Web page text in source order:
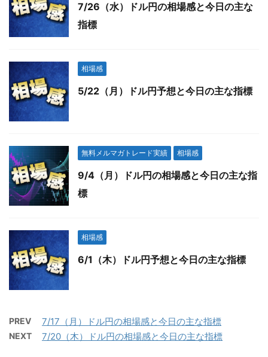
7/26（水）ドル円の相場感と今日の主な
指標
相場感
5/22（月）ドル円予想と今日の主な指標
無料メルマガトレード実績 相場感
9/4（月）ドル円の相場感と今日の主な指
標
相場感
6/1（木）ドル円予想と今日の主な指標
PREV 7/17（月）ドル円の相場感と今日の主な指標
NEXT 7/20（木）ドル円の相場感と今日の主な指標